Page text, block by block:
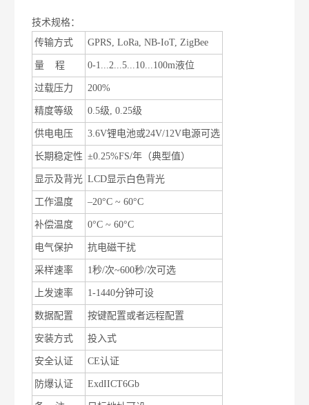
技术规格：
传输方式 GPRS, LoRa, NB-IoT, ZigBee
量 程 0-1...2...5...10...100m液位
过载压力 200%
精度等级 0.5级, 0.25级
供电电压 3.6V锂电池或24V/12V电源可选
长期稳定性 ±0.25%FS/年（典型值）
显示及背光 LCD显示白色背光
工作温度 –20°C ~ 60°C
补偿温度 0°C ~ 60°C
电气保护 抗电磁干扰
采样速率 1秒/次~600秒/次可选
上发速率 1-1440分钟可设
数据配置 按键配置或者远程配置
安装方式 投入式
安全认证 CE认证
防爆认证 ExdIICT6Gb